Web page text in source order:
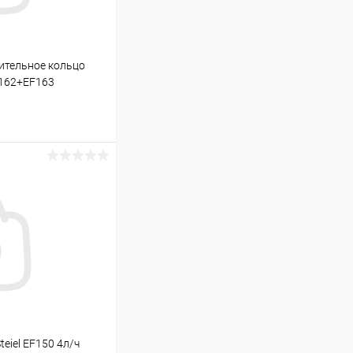
кольцо
EF150 4л/ч